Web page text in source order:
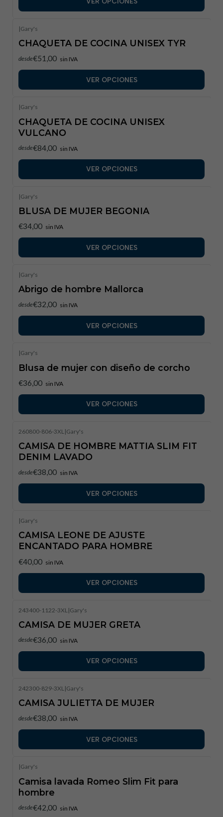
|Gary's
CHAQUETA DE COCINA UNISEX TYR
desde€51,00 sin IVA
VER OPCIONES
|Gary's
CHAQUETA DE COCINA UNISEX
VULCANO
desde€84,00 sin IVA
VER OPCIONES
|Gary's
BLUSA DE MUJER BEGONIA
€34,00 sin IVA
VER OPCIONES
|Gary's
Abrigo de hombre Mallorca
desde€32,00 sin IVA
VER OPCIONES
|Gary's
Blusa de mujer con diseño de corcho
€36,00 sin IVA
VER OPCIONES
260800-806-3XL |Gary's
CAMISA DE HOMBRE MATTIA SLIM FIT
DENIM LAVADO
desde€38,00 sin IVA
VER OPCIONES
|Gary's
CAMISA LEONE DE AJUSTE
ENCANTADO PARA HOMBRE
€40,00 sin IVA
VER OPCIONES
243400-1122-3XL |Gary's
CAMISA DE MUJER GRETA
desde€36,00 sin IVA
VER OPCIONES
242300-829-3XL |Gary's
CAMISA JULIETTA DE MUJER
desde€38,00 sin IVA
VER OPCIONES
|Gary's
Camisa lavada Romeo Slim Fit para
hombre
desde€42,00 sin IVA